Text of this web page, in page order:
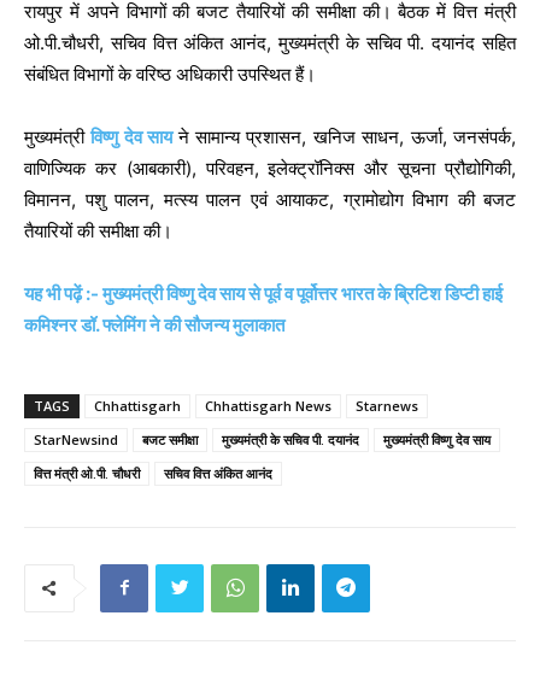
रायपुर में अपने विभागों की बजट तैयारियों की समीक्षा की। बैठक में वित्त मंत्री
ओ.पी.चौधरी, सचिव वित्त अंकित आनंद, मुख्यमंत्री के सचिव पी. दयानंद सहित
संबंधित विभागों के वरिष्ठ अधिकारी उपस्थित हैं।
मुख्यमंत्रीविष्णु देव साय ने सामान्य प्रशासन, खनिज साधन, ऊर्जा, जनसंपर्क,
वाणिज्यिक कर (आबकारी), परिवहन, इलेक्ट्रॉनिक्स और सूचना प्रौद्योगिकी,
विमानन, पशु पालन, मत्स्य पालन एवं आयाकट, ग्रामोद्योग विभाग की बजट
तैयारियों की समीक्षा की।
यह भी पढ़ें :- मुख्यमंत्री विष्णु देव साय से पूर्व व पूर्वोत्तर भारत के ब्रिटिश डिप्टी हाई
कमिश्नर डॉ. फ्लेमिंग ने की सौजन्य मुलाकात
TAGS Chhattisgarh Chhattisgarh News
Starnews
StarNewsind
बजट समीक्षा मुख्यमंत्री के सचिव पी. दयानंद
मुख्यमंत्री विष्णु देव साय
वित्त मंत्री ओ.पी. चौधरी
सचिव वित्त अंकित आनंद